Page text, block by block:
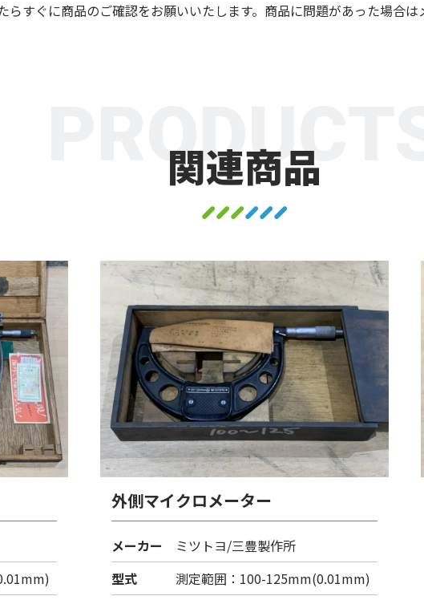
らすぐに商品のご確認をお願いいたします。商品に問題があった場合
関連商品
外側マイクロメーター
メーカー
ミツトヨ/三豊製作所
型式
測定範囲：100-125mm(0.01mm)